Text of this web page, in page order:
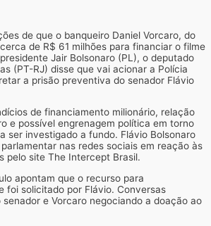
de que o banqueiro Daniel Vorcaro, do
de R$ 61 milhões para financiar o filme
Jair Bolsonaro (PL), o deputado
(PT-RJ) disse que vai acionar a Polícia
a prisão preventiva do senador Flávio
de financiamento milionário, relação
e possível engrenagem política em torno
ser investigado a fundo. Flávio Bolsonaro
nas redes sociais em reação às
pelo site The Intercept Brasil.
apontam que o recurso para
foi solicitado por Flávio. Conversas
e Vorcaro negociando a doação ao